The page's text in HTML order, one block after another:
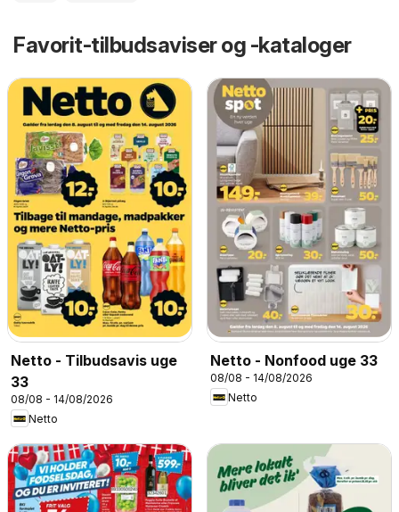
Favorit-tilbudsaviser og -kataloger
Netto - Tilbudsavis uge
33
08/08 - 14/08/2026
Netto
Netto - Nonfood uge 33
08/08 - 14/08/2026
Netto